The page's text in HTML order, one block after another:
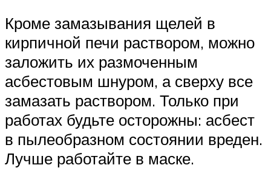
Кроме замазывания щелей в
кирпичной печи раствором, можно
заложить их размоченным
асбестовым шнуром, а сверху все
замазать раствором. Только при
работах будьте осторожны: асбест
в пылеобразном состоянии вреден.
Лучше работайте в маске.